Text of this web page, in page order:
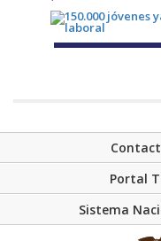
Portal
Sistema